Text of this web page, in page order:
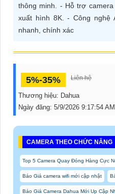
PHỤ
VẤN
DỊCH
thông minh. - Hỗ trợ
xuất hình 8K. - Công nghệ
nhanh, chính xác
5%-35% Liên hệ
Thương hiệu: Dahua
Ngày đăng: 5/9/2026 9:17:54 AM
CAMERA THEO CHỨC NĂNG
Top 5 Camera Quay Đóng Hàng Cực
Báo Giá camera wifi mới cập nhật
Báo Giá Camera Dahua Mới Up Cập